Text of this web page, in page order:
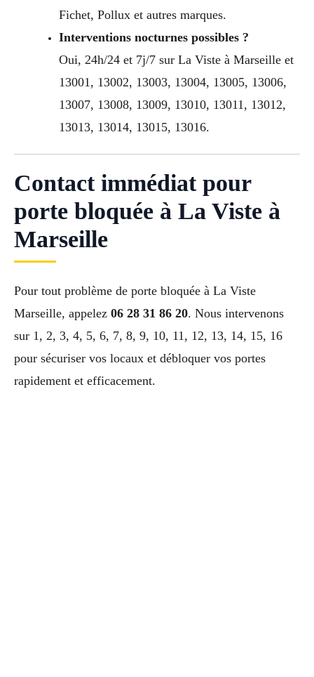
Fichet, Pollux et autres marques.
Interventions nocturnes possibles ?
Oui, 24h/24 et 7j/7 sur La Viste à Marseille et
13001, 13002, 13003, 13004, 13005, 13006,
13007, 13008, 13009, 13010, 13011, 13012,
13013, 13014, 13015, 13016.
Contact immédiat pour
porte bloquée à La Viste à
Marseille
Pour tout problème de porte bloquée à La Viste
Marseille, appelez 06 28 31 86 20. Nous intervenons
sur 1, 2, 3, 4, 5, 6, 7, 8, 9, 10, 11, 12, 13, 14, 15, 16
pour sécuriser vos locaux et débloquer vos portes
rapidement et efficacement.